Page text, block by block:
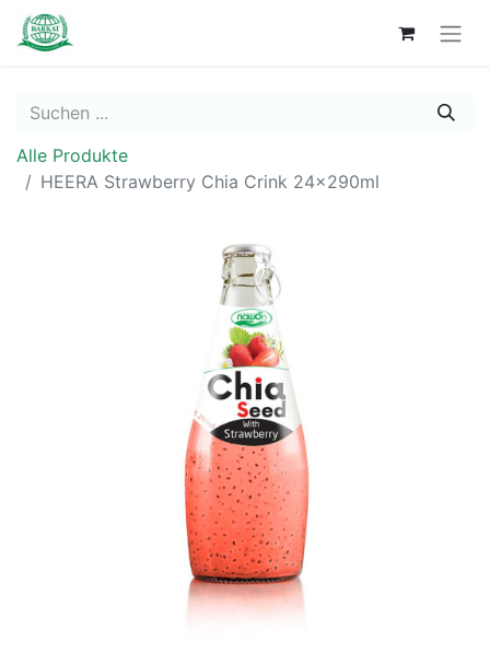
Alle Produkte
HEERA Strawberry Chia Crink 24x290ml